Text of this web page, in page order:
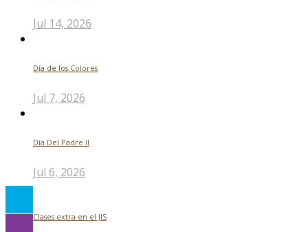
Jul 14, 2026
Día de los Colores
Jul 7, 2026
Día Del Padre ll
Jul 6, 2026
Clases extra en el JIS